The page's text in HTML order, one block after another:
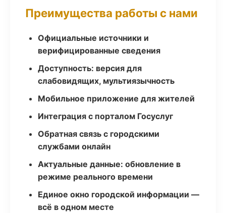
Преимущества работы с нами
Официальные источники и
верифицированные сведения
Доступность: версия для
слабовидящих, мультиязычность
Мобильное приложение для жителей
Интеграция с порталом Госуслуг
Обратная связь с городскими
службами онлайн
Актуальные данные: обновление в
режиме реального времени
Единое окно городской информации —
всё в одном месте